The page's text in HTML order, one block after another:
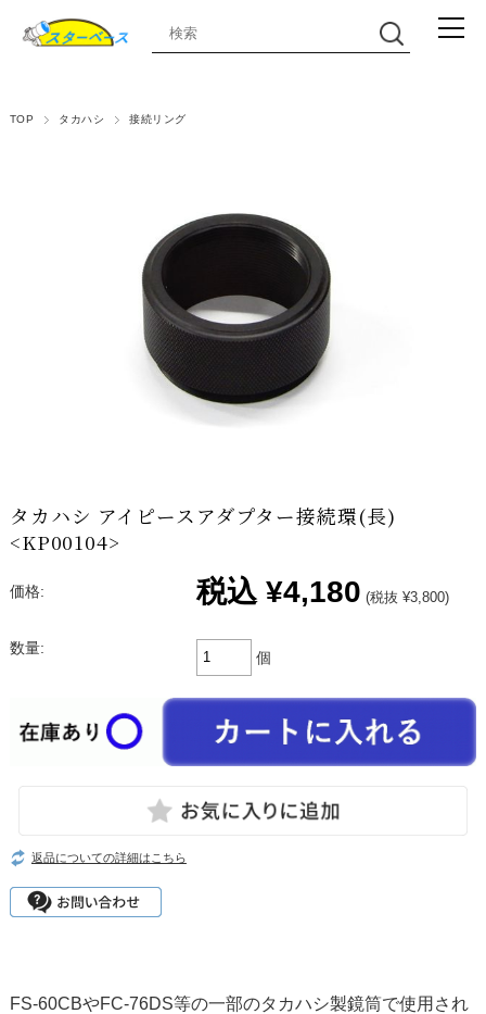
TOP タカハシ 接続リング
タカハシ アイピースアダプター接続環(長)
<KP00104>
価格: 税込 ¥4,180 (税抜 ¥3,800)
数量:
個
返品についての詳細はこちら
FS-60CBやFC-76DS等の一部のタカハシ製鏡筒で使用され